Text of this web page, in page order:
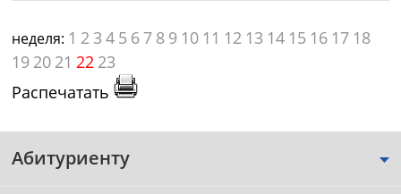
неделя: 1 2 3 4 5 6 7 8 9 10 11 12 13 14 15 16 17 18
19 20 21 22 23
Распечатать
Абитуриенту